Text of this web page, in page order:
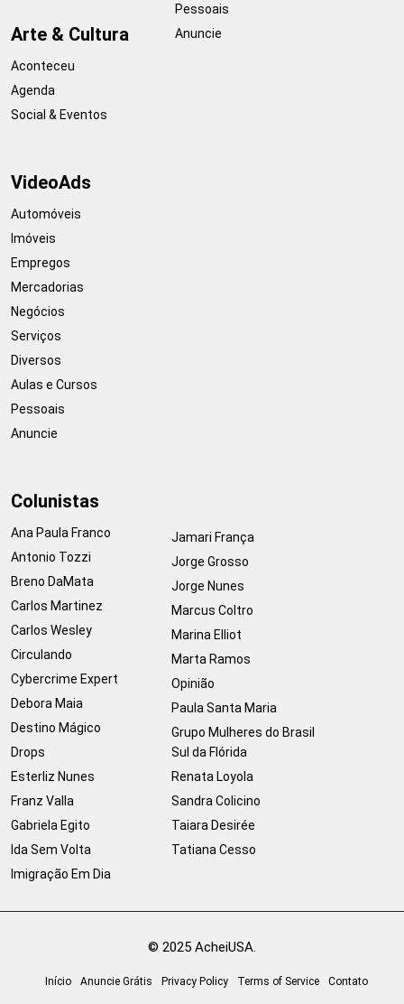
Arte & Cultura
Aconteceu
Agenda
Social & Eventos
Pessoais
Anuncie
VideoAds
Automóveis
Imóveis
Empregos
Mercadorias
Negócios
Serviços
Diversos
Aulas e Cursos
Pessoais
Anuncie
Colunistas
Ana Paula Franco
Antonio Tozzi
Breno DaMata
Carlos Martinez
Carlos Wesley
Circulando
Cybercrime Expert
Debora Maia
Destino Mágico
Drops
Esterliz Nunes
Franz Valla
Gabriela Egito
Ida Sem Volta
Imigração Em Dia
Jamari França
Jorge Grosso
Jorge Nunes
Marcus Coltro
Marina Elliot
Marta Ramos
Opinião
Paula Santa Maria
Grupo Mulheres do Brasil
Sul da Flórida
Renata Loyola
Sandra Colicino
Taiara Desirée
Tatiana Cesso
© 2025 AcheiUSA.
Início Anuncie Grátis Privacy Policy Terms of Service Contato